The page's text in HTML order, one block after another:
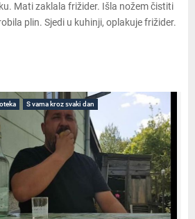
Mati zaklala frižider. Išla nožem čistiti
plin. Sjedi u kuhinji, oplakuje frižider.
S vama kroz svaki dan